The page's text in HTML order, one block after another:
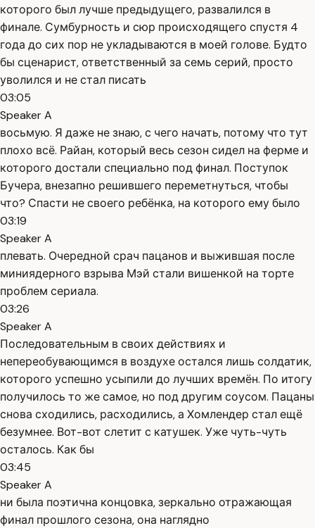
которого был лучше предыдущего, развалился в
финале. Сумбурность и сюр происходящего спустя 4
года до сих пор не укладываются в моей голове. Будто
бы сценарист, ответственный за семь серий, просто
уволился и не стал писать
03:05
Speaker A
восьмую. Я даже не знаю, с чего начать, потому что тут
плохо всё. Райан, который весь сезон сидел на ферме и
которого достали специально под финал. Поступок
Бучера, внезапно решившего переметнуться, чтобы
что? Спасти не своего ребёнка, на которого ему было
03:19
Speaker A
плевать. Очередной срач пацанов и выжившая после
миниядерного взрыва Мэй стали вишенкой на торте
проблем сериала.
03:26
Speaker A
Последовательным в своих действиях и
непереобувающимся в воздухе остался лишь солдатик,
которого успешно усыпили до лучших времён. По итогу
получилось то же самое, но под другим соусом. Пацаны
снова сходились, расходились, а Хомлендер стал ещё
безумнее. Вот-вот слетит с катушек. Уже чуть-чуть
осталось. Как бы
03:45
Speaker A
ни была поэтична концовка, зеркально отражающая
финал прошлого сезона, она наглядно